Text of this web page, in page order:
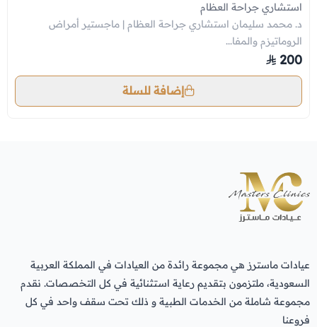
استشاري جراحة العظام
د. محمد سليمان استشاري جراحة العظام | ماجستير أمراض
الروماتيزم والمفا...
200
إضافة للسلة
عيادات ماسترز هي مجموعة رائدة من العيادات في المملكة العربية
السعودية، ملتزمون بتقديم رعاية استثنائية في كل التخصصات. نقدم
مجموعة شاملة من الخدمات الطبية و ذلك تحت سقف واحد في كل
فروعنا